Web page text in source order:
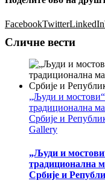
FacebookTwitterLinkedIn
Сличне вести
„Људи и
традиционална
Србије и
Gallery
„Људи и
традиционална
Србије и